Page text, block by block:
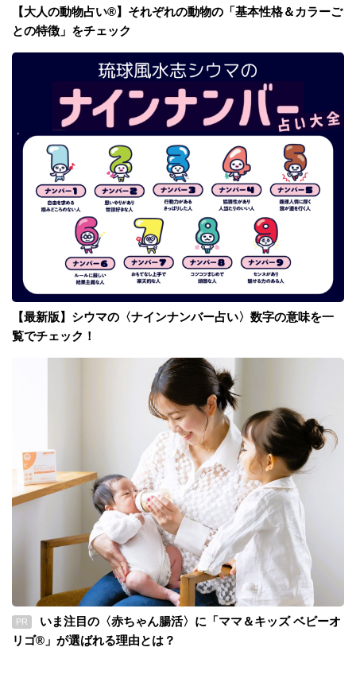
【大人の動物占い®】それぞれの動物の「基本性格＆カラーご
との特徴」をチェック
【最新版】シウマの〈ナインナンバー占い〉数字の意味を一
覧でチェック！
PR
いま注目の〈赤ちゃん腸活〉に「ママ＆キッズ ベビーオ
リゴ®」が選ばれる理由とは？